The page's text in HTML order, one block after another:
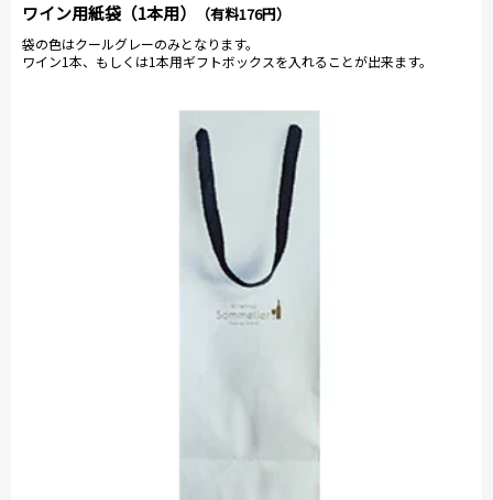
ワイン用紙袋（1本用） （有料176円）
袋の色はクールグレーのみとなります。
ワイン1本、もしくは1本用ギフトボックスを入れることが出来ます。